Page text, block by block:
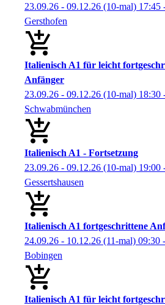
23.09.26 - 09.12.26 (10-mal) 17:45
Gersthofen
Italienisch A1 für leicht
Anfänger
23.09.26 - 09.12.26 (10-mal) 18:30
Schwabmünchen
Italienisch A1 - Fortsetzung
23.09.26 - 09.12.26 (10-mal) 19:00
Gessertshausen
Italienisch A1 fortgeschrittene
24.09.26 - 10.12.26 (11-mal) 09:30
Bobingen
Italienisch A1 für leicht